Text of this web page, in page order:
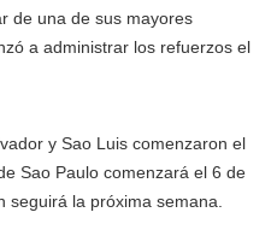
de una de sus mayores
a administrar los refuerzos el
y Sao Luis comenzaron el
Sao Paulo comenzará el 6 de
seguirá la próxima semana.